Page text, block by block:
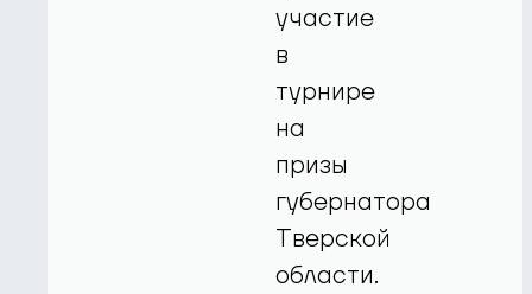
участие
в
турнире
на
призы
губернатора
Тверской
области.